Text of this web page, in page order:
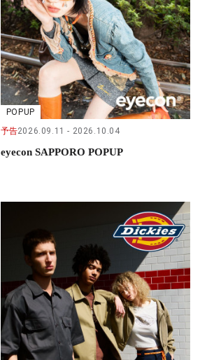
POPUP
予告2026.09.11 2026.10.04
eyecon SAPPORO POPUP